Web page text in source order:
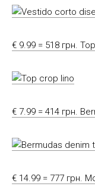
€ 9.99 = 518 грн.
€ 7.99 = 414 грн.
€ 14.99 = 777 грн.